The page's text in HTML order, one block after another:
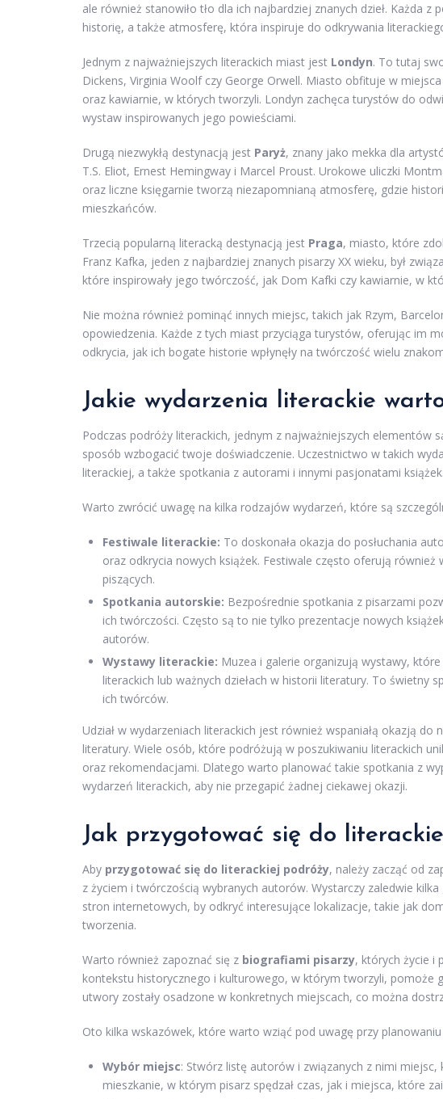
ale również stanowiło tło dla ich najbardziej znanych dzieł. Każda
historię, a także atmosferę, która inspiruje do odkrywania
Jednym z najważniejszych literackich miast jest Londyn. To tutaj
Dickens, Virginia Woolf czy George Orwell. Miasto obfituje w
oraz kawiarnie, w których tworzyli. Londyn zachęca turystów do
wystaw inspirowanych jego powieściami.
Drugą niezwykłą destynacją jest Paryż, znany jako mekka dla
T.S. Eliot, Ernest Hemingway i Marcel Proust. Urokowe uliczki
oraz liczne księgarnie tworzą niezapomnianą atmosferę, gdzie
mieszkańców.
Trzecią popularną literacką destynacją jest Praga, miasto, które
Franz Kafka, jeden z najbardziej znanych pisarzy XX wieku, był
które inspirowały jego twórczość, jak Dom Kafki czy kawiarnie, w
Nie można również pominąć innych miejsc, takich jak Rzym,
opowiedzenia. Każde z tych miast przyciąga turystów, oferując im
odkrycia, jak ich bogate historie wpłynęły na twórczość wielu
Jakie wydarzenia literackie
Podczas podróży literackich, jednym z najważniejszych elementów
sposób wzbogacić twoje doświadczenie. Uczestnictwo w takich
literackiej, a także spotkania z autorami i innymi pasjonatami książek.
Warto zwrócić uwagę na kilka rodzajów wydarzeń, które są
Festiwale literackie: To doskonała okazja do posłuchania
oraz odkrycia nowych książek. Festiwale często oferują
piszących.
Spotkania autorskie: Bezpośrednie spotkania z pisarzami
ich twórczości. Często są to nie tylko prezentacje nowych
autorów.
Wystawy literackie: Muzea i galerie organizują wystawy,
literackich lub ważnych dziełach w historii literatury. To świetny
ich twórców.
Udział w wydarzeniach literackich jest również wspaniałą okazją
literatury. Wiele osób, które podróżują w poszukiwaniu literackich
oraz rekomendacjami. Dlatego warto planować takie spotkania z
wydarzeń literackich, aby nie przegapić żadnej ciekawej okazji.
Jak przygotować się do
Aby przygotować się do literackiej podróży, należy zacząć od
z życiem i twórczością wybranych autorów. Wystarczy zaledwie
stron internetowych, by odkryć interesujące lokalizacje, takie jak
tworzenia.
Warto również zapoznać się z biografiami pisarzy, których życie i
kontekstu historycznego i kulturowego, w którym tworzyli, pomoże
utwory zostały osadzone w konkretnych miejscach, co można
Oto kilka wskazówek, które warto wziąć pod uwagę przy
Wybór miejsc: Stwórz listę autorów i związanych z nimi
mieszkanie, w którym pisarz spędzał czas, jak i miejsca, które